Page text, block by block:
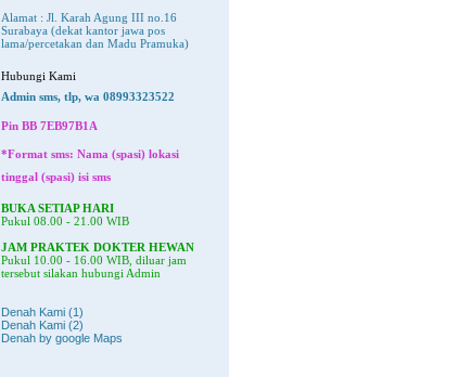
Alamat : Jl. Karah Agung III no.16
Surabaya (dekat kantor jawa pos
lama/percetakan dan Madu Pramuka)
Hubungi Kami
Admin sms, tlp, wa 08993323522
Pin BB 7EB97B1A
*Format sms: Nama (spasi) lokasi
tinggal (spasi) isi sms
BUKA SETIAP HARI
Pukul 08.00 - 21.00 WIB
JAM PRAKTEK DOKTER HEWAN
Pukul 10.00 - 16.00 WIB, diluar jam
tersebut silakan hubungi Admin
Denah Kami (1)
Denah Kami (2)
Denah by google Maps